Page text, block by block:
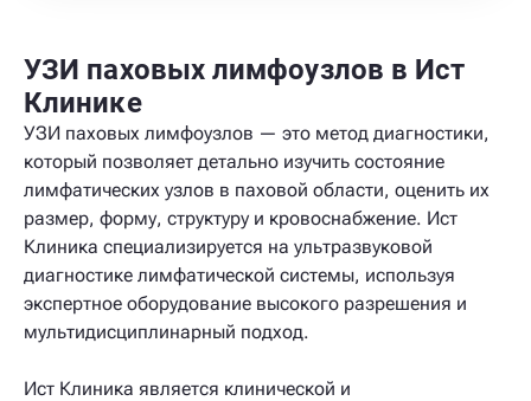
УЗИ паховых лимфоузлов в Ист
Клинике
УЗИ паховых лимфоузлов — это метод диагностики,
который позволяет детально изучить состояние
лимфатических узлов в паховой области, оценить их
размер, форму, структуру и кровоснабжение. Ист
Клиника специализируется на ультразвуковой
диагностике лимфатической системы, используя
экспертное оборудование высокого разрешения и
мультидисциплинарный подход.
Ист Клиника является клинической и